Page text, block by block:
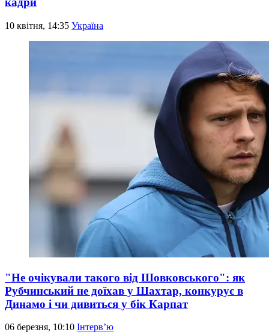
10 квітня, 14:35 Україна
"Не очікували такого від Шовковського": як
Рубчинський не доїхав у Шахтар, конкурує в
Динамо і чи дивиться у бік Карпат
06 березня, 10:10 Інтерв’ю